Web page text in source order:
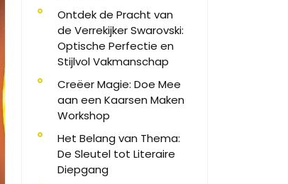
Ontdek de Pracht van
de Verrekijker Swarovski:
Optische Perfectie en
Stijlvol Vakmanschap
Creëer Magie: Doe Mee
aan een Kaarsen Maken
Workshop
Het Belang van Thema:
De Sleutel tot Literaire
Diepgang